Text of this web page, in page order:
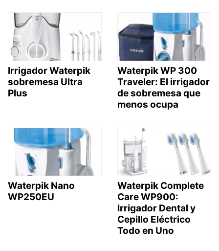
Irrigador Waterpik
sobremesa Ultra
Plus
Waterpik WP 300
Traveler: El irrigador
de sobremesa que
menos ocupa
Waterpik Nano
WP250EU
Waterpik Complete
Care WP900:
Irrigador Dental y
Cepillo Eléctrico
Todo en Uno